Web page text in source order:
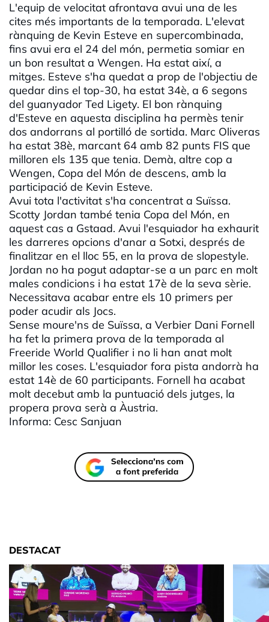
L'equip de velocitat afrontava avui una de les
cites més importants de la temporada. L'elevat
rànquing de Kevin Esteve en supercombinada,
fins avui era el 24 del món, permetia somiar en
un bon resultat a Wengen. Ha estat així, a
mitges. Esteve s'ha quedat a prop de l'objectiu de
quedar dins el top-30, ha estat 34è, a 6 segons
del guanyador Ted Ligety. El bon rànquing
d'Esteve en aquesta disciplina ha permès tenir
dos andorrans al portilló de sortida. Marc Oliveras
ha estat 38è, marcant 64 amb 82 punts FIS que
milloren els 135 que tenia. Demà, altre cop a
Wengen, Copa del Món de descens, amb la
participació de Kevin Esteve.
Avui tota l'activitat s'ha concentrat a Suïssa.
Scotty Jordan també tenia Copa del Món, en
aquest cas a Gstaad. Avui l'esquiador ha exhaurit
les darreres opcions d'anar a Sotxi, després de
finalitzar en el lloc 55, en la prova de slopestyle.
Jordan no ha pogut adaptar-se a un parc en molt
males condicions i ha estat 17è de la seva sèrie.
Necessitava acabar entre els 10 primers per
poder acudir als Jocs.
Sense moure'ns de Suïssa, a Verbier Dani Fornell
ha fet la primera prova de la temporada al
Freeride World Qualifier i no li han anat molt
millor les coses. L'esquiador fora pista andorrà ha
estat 14è de 60 participants. Fornell ha acabat
molt decebut amb la puntuació dels jutges, la
propera prova serà a Àustria.
Informa: Cesc Sanjuan
DESTACAT